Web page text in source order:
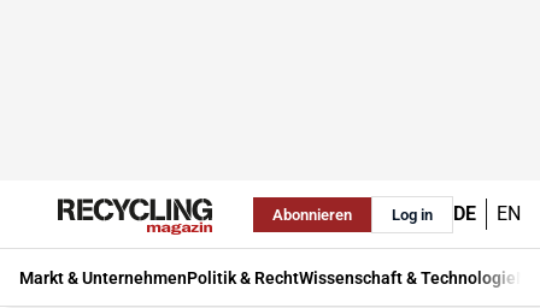
Abonnieren Log in DE EN
Markt & UnternehmenPolitik & RechtWissenschaft & Technologie